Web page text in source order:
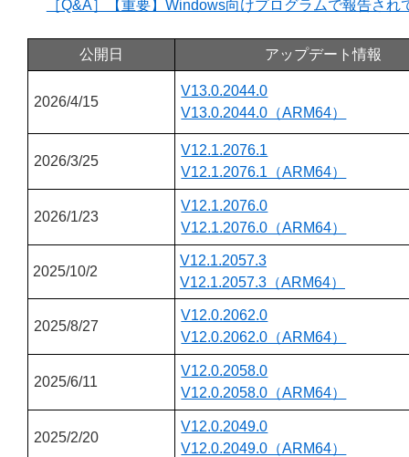
［Q&A］【重要】Windows向けプログラムで報告さ
公開日 アップデート情報
2026/4/15
V13.0.2044.0
V13.0.2044.0（ARM64）
2026/3/25
V12.1.2076.1
V12.1.2076.1（ARM64）
2026/1/23
V12.1.2076.0
V12.1.2076.0（ARM64）
2025/10/2
V12.1.2057.3
V12.1.2057.3（ARM64）
2025/8/27
V12.0.2062.0
V12.0.2062.0（ARM64）
2025/6/11
V12.0.2058.0
V12.0.2058.0（ARM64）
2025/2/20
V12.0.2049.0
V12.0.2049.0（ARM64）